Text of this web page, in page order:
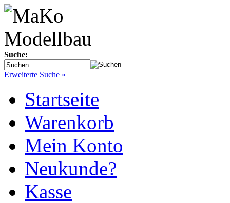
Suche:
Erweiterte Suche »
Startseite
Warenkorb
Mein Konto
Neukunde?
Kasse